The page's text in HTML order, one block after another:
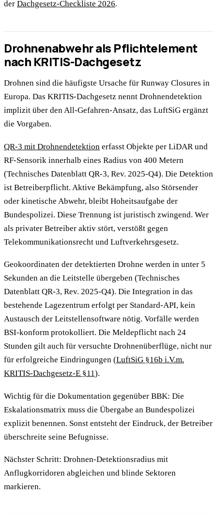
der Dachgesetz-Checkliste 2026.
Drohnenabwehr als Pflichtelement
nach KRITIS-Dachgesetz
Drohnen sind die häufigste Ursache für Runway Closures in
Europa. Das KRITIS-Dachgesetz nennt Drohnendetektion
implizit über den All-Gefahren-Ansatz, das LuftSiG ergänzt
die Vorgaben.
QR-3 mit Drohnendetektion erfasst Objekte per LiDAR und
RF-Sensorik innerhalb eines Radius von 400 Metern
(Technisches Datenblatt QR-3, Rev. 2025-Q4). Die Detektion
ist Betreiberpflicht. Aktive Bekämpfung, also Störsender
oder kinetische Abwehr, bleibt Hoheitsaufgabe der
Bundespolizei. Diese Trennung ist juristisch zwingend. Wer
als privater Betreiber aktiv stört, verstößt gegen
Telekommunikationsrecht und Luftverkehrsgesetz.
Geokoordinaten der detektierten Drohne werden in unter 5
Sekunden an die Leitstelle übergeben (Technisches
Datenblatt QR-3, Rev. 2025-Q4). Die Integration in das
bestehende Lagezentrum erfolgt per Standard-API, kein
Austausch der Leitstellensoftware nötig. Vorfälle werden
BSI-konform protokolliert. Die Meldepflicht nach 24
Stunden gilt auch für versuchte Drohnenüberflüge, nicht nur
für erfolgreiche Eindringungen (LuftSiG §16b i.V.m.
KRITIS-Dachgesetz-E §11).
Wichtig für die Dokumentation gegenüber BBK: Die
Eskalationsmatrix muss die Übergabe an Bundespolizei
explizit benennen. Sonst entsteht der Eindruck, der Betreiber
überschreite seine Befugnisse.
Nächster Schritt: Drohnen-Detektionsradius mit
Anflugkorridoren abgleichen und blinde Sektoren
markieren.